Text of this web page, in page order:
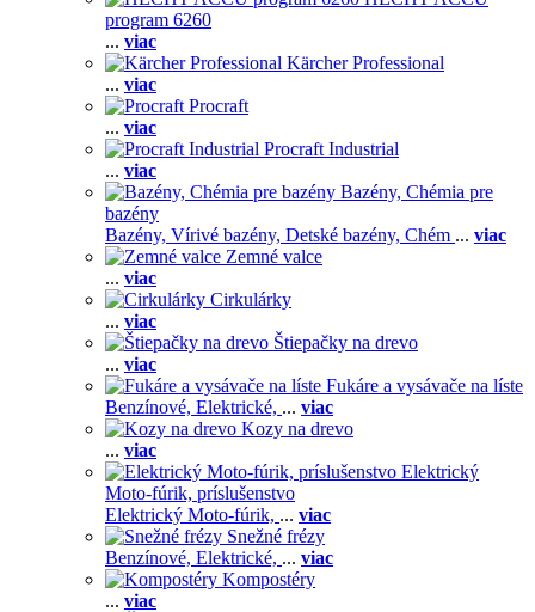
program 6260
... viac
Kärcher Professional
... viac
Procraft
... viac
Procraft Industrial
... viac
Bazény, Chémia pre
bazény
Bazény, Vírivé bazény, Detské bazény, Chém ... viac
Zemné valce
... viac
Cirkulárky
... viac
Štiepačky na drevo
... viac
Fukáre a vysávače na líste
Benzínové, Elektrické, ... viac
Kozy na drevo
... viac
Elektrický
Moto-fúrik, príslušenstvo
Elektrický Moto-fúrik, ... viac
Snežné frézy
Benzínové, Elektrické, ... viac
Kompostéry
... viac